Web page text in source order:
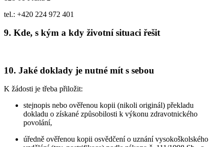
tel.: +420 224 972 401
9. Kde, s kým a kdy životní situaci řešit
10. Jaké doklady je nutné mít s sebou
K žádosti je třeba přiložit:
stejnopis nebo ověřenou kopii (nikoli originál) překladu
dokladu o získané způsobilosti k výkonu zdravotnického
povolání,
úředně ověřenou kopii osvědčení o uznání vysokoškolského